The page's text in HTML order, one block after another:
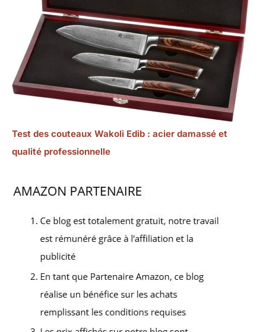
Test des couteaux Wakoli Edib : acier damassé et
qualité professionnelle